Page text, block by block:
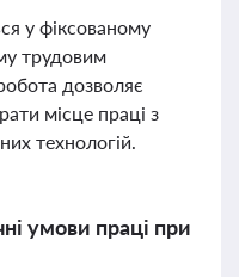
у фіксованому
трудовим
дозволяє
місце праці з
технологій.
умови праці при